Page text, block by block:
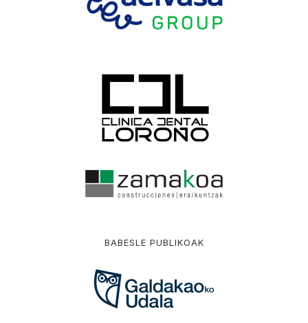
BABESLE PUBLIKOAK